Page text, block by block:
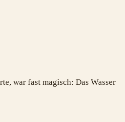
war fast magisch: Das Wasser